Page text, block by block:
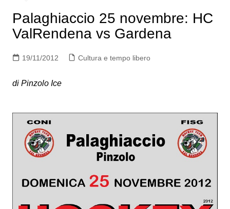
Palaghiaccio 25 novembre: HC
ValRendena vs Gardena
19/11/2012 Cultura e tempo libero
di Pinzolo Ice